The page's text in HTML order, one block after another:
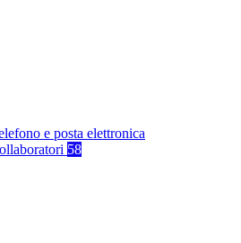
e posta elettronica
58